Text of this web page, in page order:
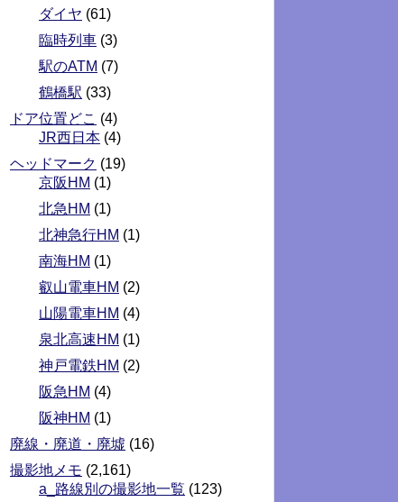
ダイヤ (61)
臨時列車 (3)
駅のATM (7)
鶴橋駅 (33)
ドア位置どこ (4)
JR西日本 (4)
ヘッドマーク (19)
京阪HM (1)
北急HM (1)
北神急行HM (1)
南海HM (1)
叡山電車HM (2)
山陽電車HM (4)
泉北高速HM (1)
神戸電鉄HM (2)
阪急HM (4)
阪神HM (1)
廃線・廃道・廃墟 (16)
撮影地メモ (2,161)
a_路線別の撮影地一覧 (123)